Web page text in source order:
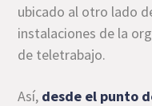
ubicado al otro lado
instalaciones de la
de teletrabajo.
Así, desde el punto